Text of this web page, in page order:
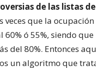
de las listas
veces que la
60% ó 55%, siendo
del 80%. Entonces
un algoritmo que